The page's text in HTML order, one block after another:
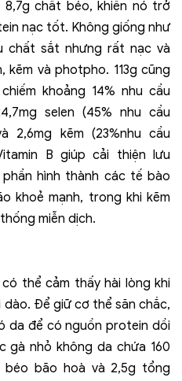
chất béo, khiến nó trở
nạc tốt. Không giống như
chất sắt nhưng rất nạc và
kẽm và photpho. 113g cũng
khoảng 14% nhu cầu
selen (45% nhu cầu
2,6mg kẽm (23%nhu cầu
B giúp cải thiện lưu
hình thành các tế bào
khoẻ mạnh, trong khi kẽm
miễn dịch.
thể cảm thấy hài lòng khi
Để giữ cơ thể săn chắc,
da để có nguồn protein dồi
nhỏ không da chứa 160
béo bão hoà và 2,5g tổng